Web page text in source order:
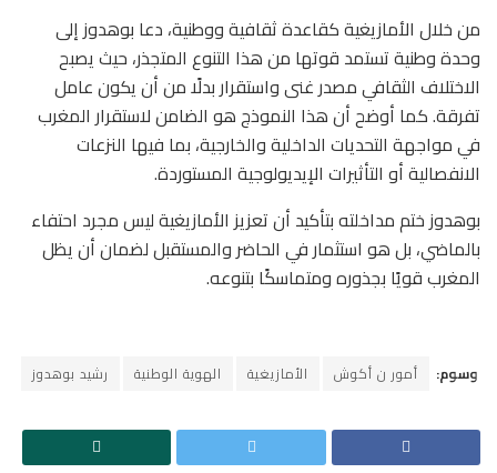
من خلال الأمازيغية كقاعدة ثقافية ووطنية، دعا بوهدوز إلى
وحدة وطنية تستمد قوتها من هذا التنوع المتجذر، حيث يصبح
الاختلاف الثقافي مصدر غنى واستقرار بدلًا من أن يكون عامل
تفرقة. كما أوضح أن هذا النموذج هو الضامن لاستقرار المغرب
في مواجهة التحديات الداخلية والخارجية، بما فيها النزعات
الانفصالية أو التأثيرات الإيديولوجية المستوردة.
بوهدوز ختم مداخلته بتأكيد أن تعزيز الأمازيغية ليس مجرد احتفاء
بالماضي، بل هو استثمار في الحاضر والمستقبل لضمان أن يظل
المغرب قويًا بجذوره ومتماسكًا بتنوعه.
وسوم: أمور ن أكوش الأمازيغية الهوية الوطنية رشيد بوهدوز